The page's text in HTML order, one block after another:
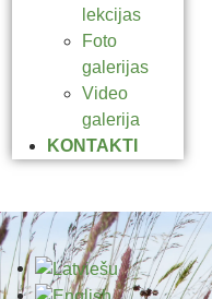
lekcijas
Foto
galerijas
Video
galerija
KONTAKTI